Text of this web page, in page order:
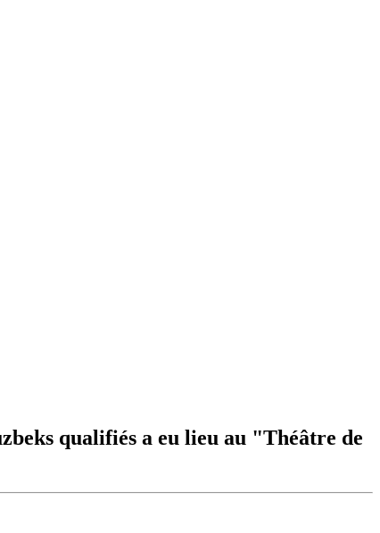
qualifiés a eu lieu au "Théâtre de